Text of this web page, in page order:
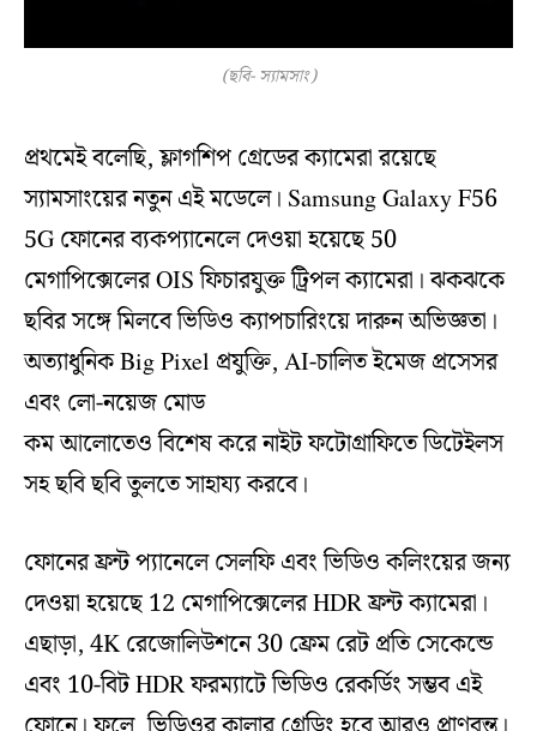
(ছবি- স্যামসাং)
প্রথমেই বলেছি, ফ্লাগশিপ গ্রেডের ক্যামেরা রয়েছে
স্যামসাংয়ের নতুন এই মডেলে। Samsung Galaxy F56
5G ফোনের ব্যকপ্যানেলে দেওয়া হয়েছে 50
মেগাপিক্সেলের OIS ফিচারযুক্ত ট্রিপল ক্যামেরা। ঝকঝকে
ছবির সঙ্গে মিলবে ভিডিও ক্যাপচারিংয়ে দারুন অভিজ্ঞতা।
অত্যাধুনিক Big Pixel প্রযুক্তি, AI-চালিত ইমেজ প্রসেসর
এবং লো-নয়েজ মোড
কম আলোতেও বিশেষ করে নাইট ফটোগ্রাফিতে ডিটেইলস
সহ ছবি ছবি তুলতে সাহায্য করবে।
ফোনের ফ্রন্ট প্যানেলে সেলফি এবং ভিডিও কলিংয়ের জন্য
দেওয়া হয়েছে 12 মেগাপিক্সেলের HDR ফ্রন্ট ক্যামেরা।
এছাড়া, 4K রেজোলিউশনে 30 ফ্রেম রেট প্রতি সেকেন্ডে
এবং 10-বিট HDR ফরম্যাটে ভিডিও রেকর্ডিং সম্ভব এই